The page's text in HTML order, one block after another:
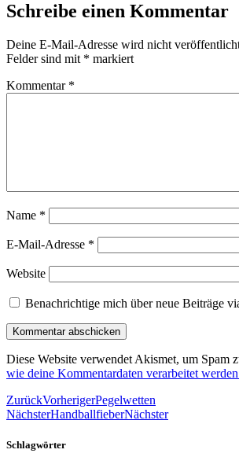
Schreibe einen Kommentar
Deine E-Mail-Adresse wird nicht
Felder sind mit * markiert
Kommentar *
Name *
E-Mail-Adresse *
Website
Benachrichtige mich über neue Beiträge
Diese Website verwendet Akismet, um Spam
wie deine Kommentardaten verarbeitet
ZurückVorherigerPegelwetten
NächsterHandballfieberNächster
Schlagwörter